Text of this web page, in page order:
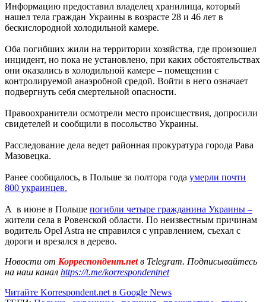
Информацию предоставил владелец хранилища, который
нашел тела граждан Украины в возрасте 28 и 46 лет в
бескислородной холодильной камере.
Оба погибших жили на территории хозяйства, где произошел
инцидент, но пока не установлено, при каких обстоятельствах
они оказались в холодильной камере – помещении с
контролируемой анаэробной средой. Войти в него означает
подвергнуть себя смертельной опасности.
Правоохранители осмотрели место происшествия, допросили
свидетелей и сообщили в посольство Украины.
Расследование дела ведет районная прокуратура города Рава
Мазовецка.
Ранее сообщалось, в Польше за полтора года умерли почти
800 украинцев.
А в июне в Польше погибли четыре гражданина Украины –
жители села в Ровенской области. По неизвестным причинам
водитель Opel Astra не справился с управлением, съехал с
дороги и врезался в дерево.
Новости от Корреспондент.netв Telegram. Подписывайтесь
на наш канал https://t.me/korrespondentnet
Читайте Korrespondent.net в Google News